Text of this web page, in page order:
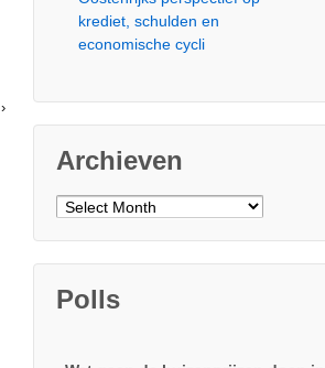
›
krediet, schulden en
economische cycli
Archieven
Archieven
Polls